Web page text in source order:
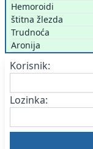
Hemoroidi
štitna žlezda
Trudnoća
Aronija
Korisnik:
Lozinka: